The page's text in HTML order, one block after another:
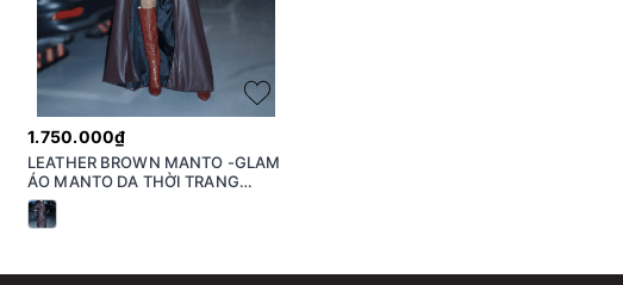
1.750.000₫
LEATHER BROWN MANTO -GLAM
ÁO MANTO DA THỜI TRANG
GLAM